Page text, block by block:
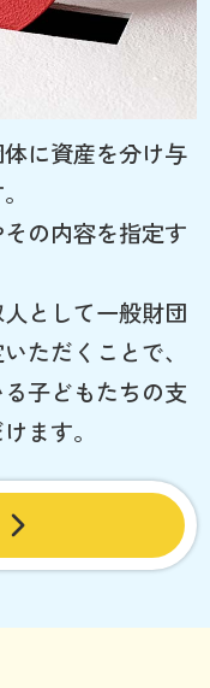
に資産を分け与
の内容を指定す
として一般財団
ただくことで、
子どもたちの支
ます。